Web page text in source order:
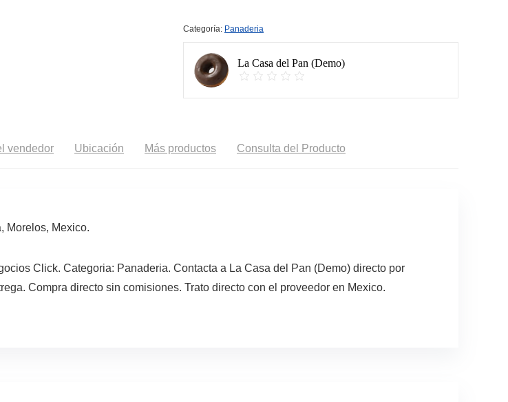
Categoría: Panaderia
La Casa del Pan (Demo)
vendedor Ubicación Más productos Consulta del Producto
Morelos, Mexico.
Click. Categoria: Panaderia. Contacta a La Casa del Pan (Demo) directo por
Compra directo sin comisiones. Trato directo con el proveedor en Mexico.